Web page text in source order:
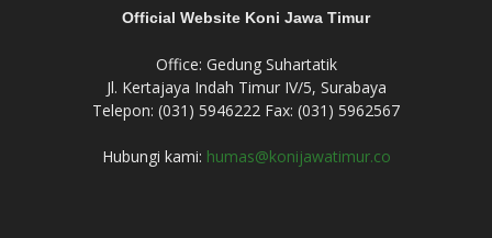
Official Website Koni Jawa Timur
Office: Gedung Suhartatik
Jl. Kertajaya Indah Timur IV/5, Surabaya
Telepon: (031) 5946222 Fax: (031) 5962567
Hubungi kami: humas@konijawatimur.co